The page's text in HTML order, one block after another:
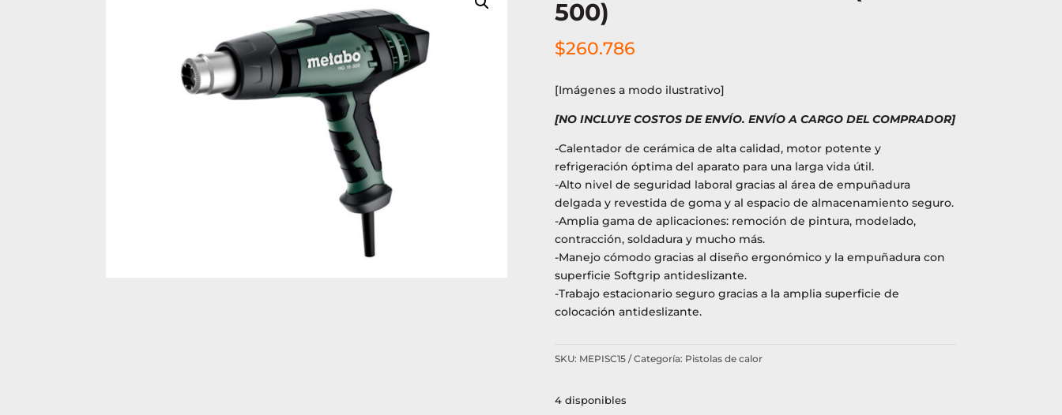
500)
$260.786
[Imágenes a modo ilustrativo]
[NO INCLUYE COSTOS DE ENVÍO. ENVÍO A CARGO DEL COMPRADOR]
-Calentador de cerámica de alta calidad, motor potente y
refrigeración óptima del aparato para una larga vida útil.
-Alto nivel de seguridad laboral gracias al área de empuñadura
delgada y revestida de goma y al espacio de almacenamiento seguro.
-Amplia gama de aplicaciones: remoción de pintura, modelado,
contracción, soldadura y mucho más.
-Manejo cómodo gracias al diseño ergonómico y la empuñadura con
superficie Softgrip antideslizante.
-Trabajo estacionario seguro gracias a la amplia superficie de
colocación antideslizante.
SKU: MEPISC15 Categoría: Pistolas de calor
4 disponibles